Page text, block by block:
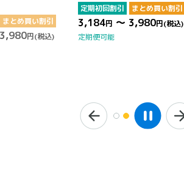
まとめ買い割引
円(税込)
定期初回割引 まとめ買い割引
3,184円 ～ 3,980円(税込)
定期便可能